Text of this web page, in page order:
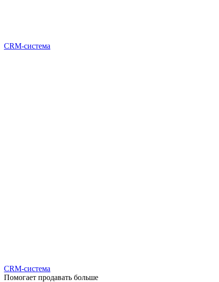
CRM-система
CRM-система
Помогает продавать больше